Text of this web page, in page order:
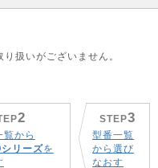
扱いがございません。
2
覧から
リーズを
STEP3
型番一覧
から選び
なおす